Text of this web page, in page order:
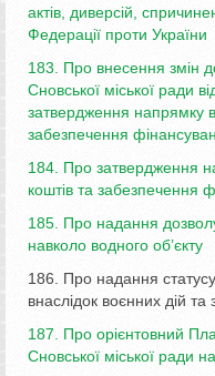
актів, диверсій,
Федерації проти України
183. Про внесення змін
Сновської міської ради
затвердження напрямку
забезпечення
184. Про затвердження
коштів та забезпечення
185. Про надання
навколо водного об’єкту
186. Про надання
внаслідок воєнних дій та
187. Про орієнтовний
Сновської міської ради